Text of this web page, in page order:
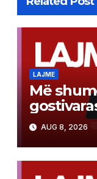
LAJME
Më
Angellov:
është
AUG 8, 2026